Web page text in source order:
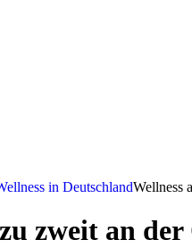
in DeutschlandWellness
zweit an der